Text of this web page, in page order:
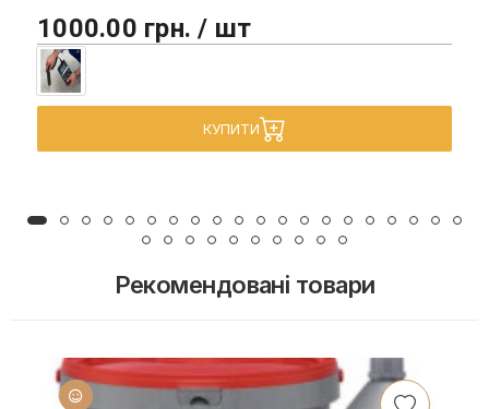
1000.00 грн. / шт
КУПИТИ
Рекомендовані товари